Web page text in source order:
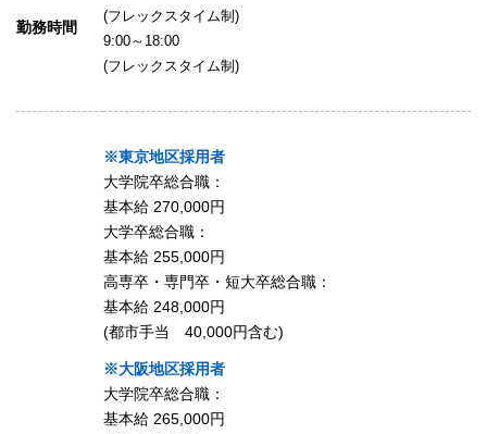
勤務時間
(フレックスタイム制)
9:00～18:00
(フレックスタイム制)
※東京地区採用者
大学院卒総合職：
基本給 270,000円
大学卒総合職：
基本給 255,000円
高専卒・専門卒・短大卒総合職：
基本給 248,000円
(都市手当 40,000円含む)
※大阪地区採用者
大学院卒総合職：
基本給 265,000円